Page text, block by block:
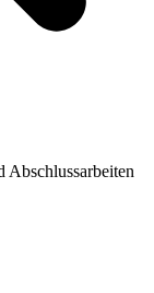
Abschlussarbeiten